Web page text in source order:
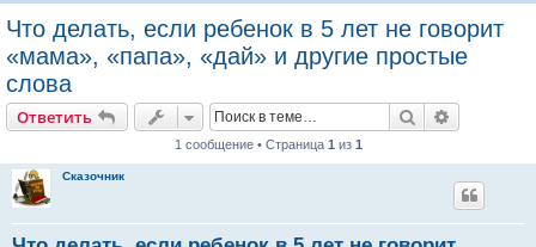
Что делать, если ребенок в 5 лет не говорит
«мама», «папа», «дай» и другие простые
слова
Ответить Поиск
1 сообщение • Страница 1 из 1
Сказочник